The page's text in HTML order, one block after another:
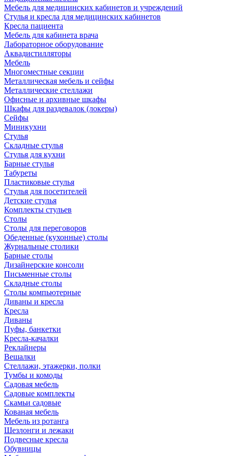
Мебель для медицинских кабинетов и учреждений
Стулья и кресла для медицинских кабинетов
Кресла пациента
Мебель для кабинета врача
Лабораторное оборудование
Аквадистилляторы
Мебель
Многоместные секции
Металлическая мебель и сейфы
Металлические стеллажи
Офисные и архивные шкафы
Шкафы для раздевалок (локеры)
Сейфы
Миникухни
Стулья
Складные стулья
Стулья для кухни
Барные стулья
Табуреты
Пластиковые стулья
Стулья для посетителей
Детские стулья
Комплекты стульев
Столы
Столы для переговоров
Обеденные (кухонные) столы
Журнальные столики
Барные столы
Дизайнерские консоли
Письменные столы
Складные столы
Столы компьютерные
Диваны и кресла
Кресла
Диваны
Пуфы, банкетки
Кресла-качалки
Реклайнеры
Вешалки
Стеллажи, этажерки, полки
Тумбы и комоды
Садовая мебель
Садовые комплекты
Скамьи садовые
Кованая мебель
Мебель из ротанга
Шезлонги и лежаки
Подвесные кресла
Обувницы